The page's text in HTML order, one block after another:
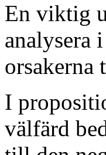
En viktig
analysera
orsakerna
I
välfärd